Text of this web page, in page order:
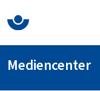
Mediencenter